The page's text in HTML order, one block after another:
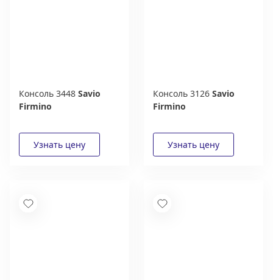
Консоль 3448 Savio
Firmino
Консоль 3126 Savio
Firmino